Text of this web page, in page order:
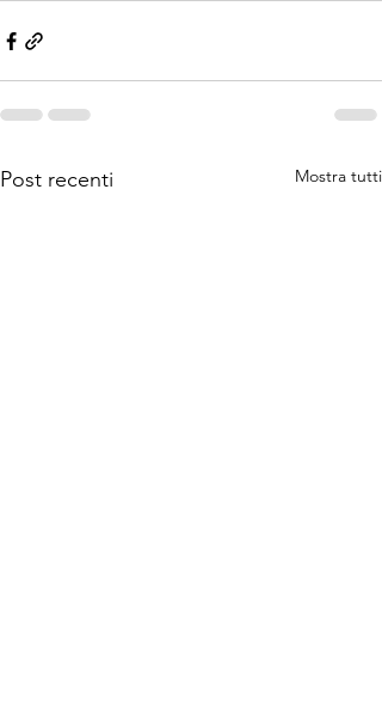
Post recenti Mostra tutti